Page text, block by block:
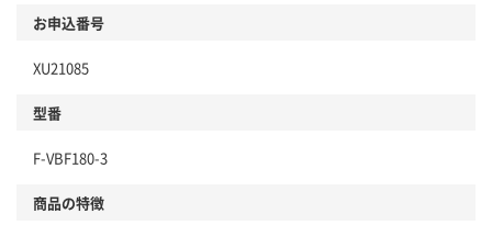
お申込番号
XU21085
型番
F-VBF180-3
商品の特徴